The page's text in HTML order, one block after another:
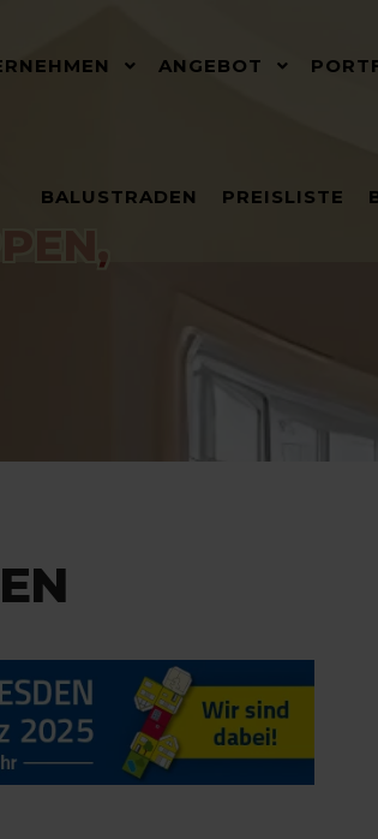
ANGEBOT
BALUSTRADEN PREISLISTE